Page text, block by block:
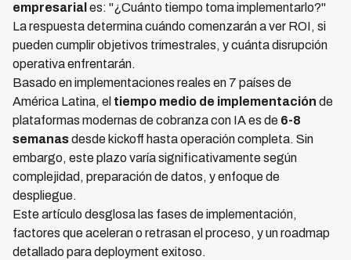
empresarial es: "¿Cuánto tiempo toma implementarlo?"
La respuesta determina cuándo comenzarán a ver ROI, si
pueden cumplir objetivos trimestrales, y cuánta disrupción
operativa enfrentarán.
Basado en implementaciones reales en 7 países de
América Latina, el tiempo medio de implementación de
plataformas modernas de cobranza con IA es de 6-8
semanasdesde kickoff hasta operación completa. Sin
embargo, este plazo varía significativamente según
complejidad, preparación de datos, y enfoque de
despliegue.
Este artículo desglosa las fases de implementación,
factores que aceleran o retrasan el proceso, y un roadmap
detallado para deployment exitoso.